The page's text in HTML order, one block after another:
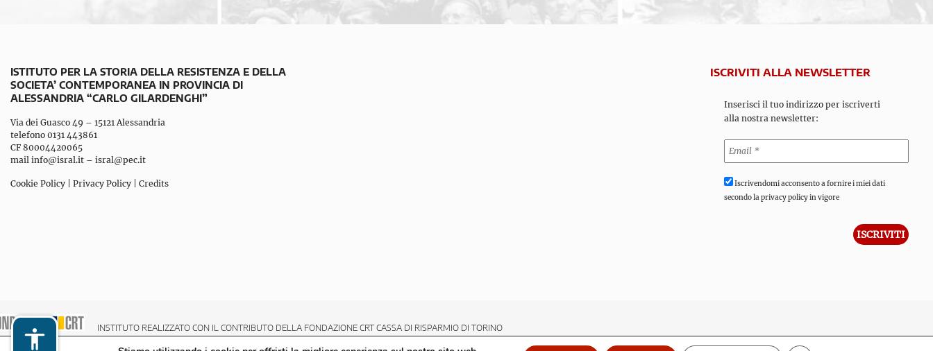
ISTITUTO PER LA STORIA DELLA RESISTENZA E DELLA
SOCIETA’ CONTEMPORANEA IN PROVINCIA DI
ALESSANDRIA “CARLO GILARDENGHI”
Via dei Guasco 49 – 15121 Alessandria
telefono 0131 443861
CF 80004420065
mail info@isral.it – isral@pec.it
Cookie Policy Privacy Policy Credits
ISCRIVITI ALLA NEWSLETTER
Inserisci il tuo indirizzo per iscriverti
alla nostra newsletter:
Iscrivendomi acconsento a fornire i miei dati
secondo la privacy policy in vigore
INSTITUTO REALIZZATO CON IL CONTRIBUTO DELLA FONDAZIONE CRT CASSA DI RISPARMIO DI TORINO